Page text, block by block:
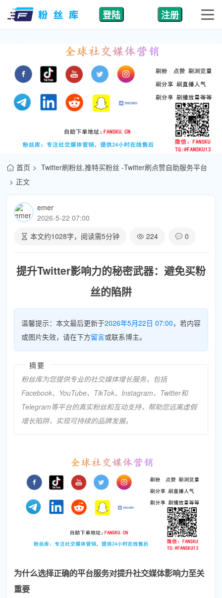
登陆 注册
首页
Twitter刷粉丝,推特买粉丝 -Twitter刷点赞自助服务平台
正文
emer
2026-5-22 07:00
本文约1028字，阅读需5分钟 224 0
提升Twitter影响力的秘密武器：避免买粉
丝的陷阱
温馨提示：本文最后更新于2026年5月22日 07:00，若内容
或图片失效，请在下方留言或联系博主。
摘要
粉丝库为您提供专业的社交媒体增长服务，包括
Facebook、YouTube、TikTok、Instagram、Twitter和
Telegram等平台的真实粉丝和互动支持，帮助您远离虚假
增长陷阱，实现可持续的品牌发展。
为什么选择正确的平台服务对提升社交媒体影响力至关
重要